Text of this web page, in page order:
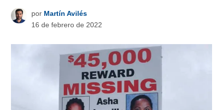
por Martín Avilés
16 de febrero de 2022